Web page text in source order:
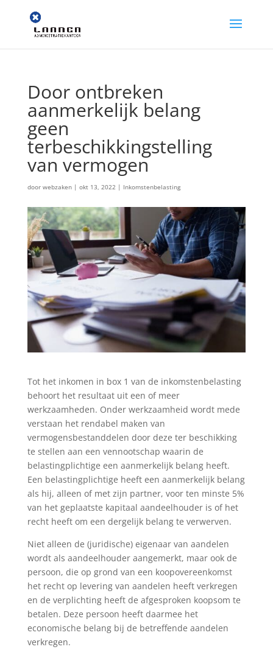
Door ontbreken
aanmerkelijk belang
geen
terbeschikkingstelling
van vermogen
door webzaken| okt 13, 2022 | Inkomstenbelasting
Tot het inkomen in box 1 van de inkomstenbelasting
behoort het resultaat uit een of meer
werkzaamheden. Onder werkzaamheid wordt mede
verstaan het rendabel maken van
vermogensbestanddelen door deze ter beschikking
te stellen aan een vennootschap waarin de
belastingplichtige een aanmerkelijk belang heeft.
Een belastingplichtige heeft een aanmerkelijk belang
als hij, alleen of met zijn partner, voor ten minste 5%
van het geplaatste kapitaal aandeelhouder is of het
recht heeft om een dergelijk belang te verwerven.
Niet alleen de (juridische) eigenaar van aandelen
wordt als aandeelhouder aangemerkt, maar ook de
persoon, die op grond van een koopovereenkomst
het recht op levering van aandelen heeft verkregen
en de verplichting heeft de afgesproken koopsom te
betalen. Deze persoon heeft daarmee het
economische belang bij de betreffende aandelen
verkregen.